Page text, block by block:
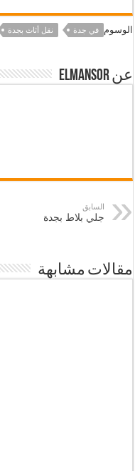
الوسوم في جدة نقل أثاث بجدة
عن elmansor
السابق
جلي بلاط بجدة
مقالات مشابهة